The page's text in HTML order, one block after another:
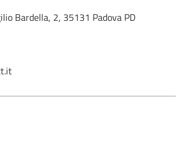
Bardella, 2, 35131 Padova PD